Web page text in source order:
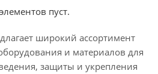
пуст.
широкий ассортимент
и материалов для
защиты и укрепления